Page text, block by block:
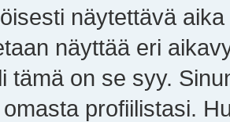
näytettävä
näyttää eri
tämä on se syy.
profiilistasi.